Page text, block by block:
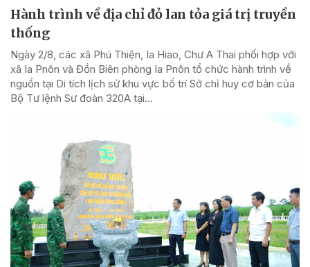
Hành trình về địa chỉ đỏ lan tỏa giá trị truyền
thống
Ngày 2/8, các xã Phú Thiện, Ia Hiao, Chư A Thai phối hợp với
xã Ia Pnôn và Đồn Biên phòng Ia Pnôn tổ chức hành trình về
nguồn tại Di tích lịch sử khu vực bố trí Sở chỉ huy cơ bản của
Bộ Tư lệnh Sư đoàn 320A tại...